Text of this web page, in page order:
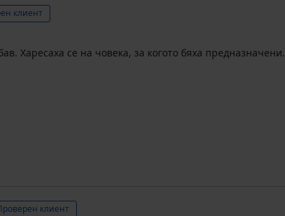
клиент
Харесаха се на човека, за когото бяха предназначени.
клиент